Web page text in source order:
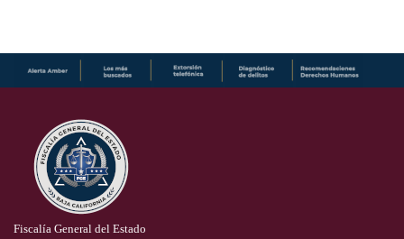
Fiscalía General del Estado